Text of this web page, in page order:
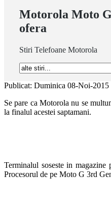
Motorola Moto
ofera
Stiri Telefoane Motorola
Publicat: Duminica 08-Noi-
Se pare ca Motorola nu se
la finalul acestei saptamani.
Terminalul soseste in
Procesorul de pe Moto G 3rd